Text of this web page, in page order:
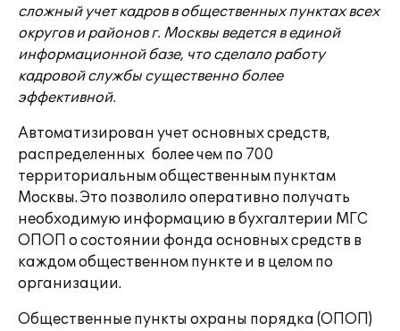
сложный учет кадров в общественных пунктах всех
округов и районов г. Москвы ведется в единой
информационной базе, что сделало работу
кадровой службы существенно более
эффективной.
Автоматизирован учет основных средств,
распределенных более чем по 700
территориальным общественным пунктам
Москвы. Это позволило оперативно получать
необходимую информацию в бухгалтерии МГС
ОПОП о состоянии фонда основных средств в
каждом общественном пункте и в целом по
организации.
Общественные пункты охраны порядка (ОПОП)